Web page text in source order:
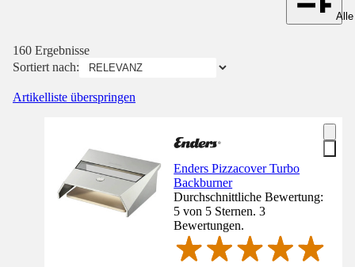
160 Ergebnisse
Sortiert nach:
Artikelliste überspringen
Enders Pizzacover Turbo
Backburner
Durchschnittliche Bewertung:
5 von 5 Sternen. 3
Bewertungen.